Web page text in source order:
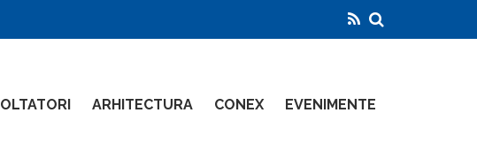
ARHITECTURA CONEX EVENIMENTE